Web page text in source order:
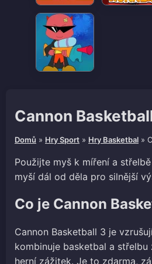
Cannon
Domů » Hry Sport » Hry Basketbal »
Použijte myš k míření a
myší dál od děla pro silnější
Co je Cannon
Cannon Basketball 3 je
kombinuje basketbal a
herní zážitek. Je to zdarma,